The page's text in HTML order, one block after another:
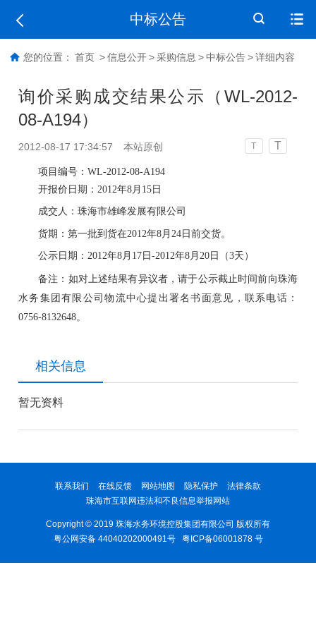
中标公告
您的位置： 首页 > 信息公开 > 采购信息 > 中标公告 > 详细内容
询价采购成交结果公示（WL-2012-
08-A194）
2012-08-17 17:34:57 本站原创 T T
项目编号 ：WL-2012-08-A194
开报价 日期：2012年8 月 15日
成交人：珠海市雄峰发展有限公司
货期 ：第一批到货在2012年8 月 24 日前交货。
公示日期：2012年8月 17 日-2012年8月20 日 （3天）
备注：如对上述结果有异议者，请于公示截止时间前向珠海
水务集团有限公司物流中心提出署名书面意见，联系电话：
0756-8132648。
相关信息
暂无资料
联系我们 在线反馈 网站地图 隐私保护
法律条款
珠海市互联网违法和不良信息举报网站
Copyright © 2019 珠海水务环境控股集团有限公司 版权所有
粤公网安备 44040202000491号 粤ICP备06001878 号